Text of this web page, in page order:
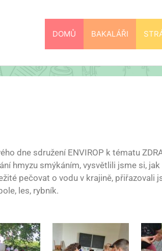
DOMŮ BAKALÁŘI
dne sdružení ENVIROP k tématu
hmyzu smýkáním, vysvětlili jsme si,
pečovat o vodu v krajině, přiřazovali
les, rybník.